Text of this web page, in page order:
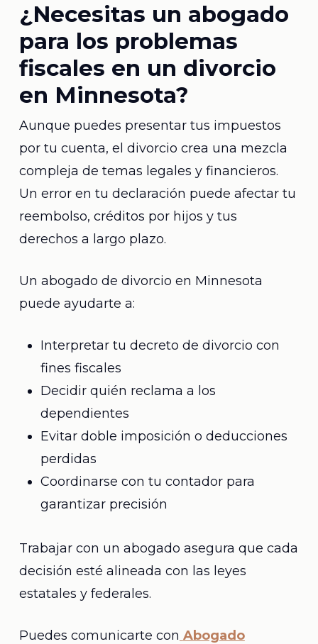
¿Necesitas un abogado
para los problemas
fiscales en un divorcio
en Minnesota?
Aunque puedes presentar tus impuestos
por tu cuenta, el divorcio crea una mezcla
compleja de temas legales y financieros.
Un error en tu declaración puede afectar tu
reembolso, créditos por hijos y tus
derechos a largo plazo.
Un abogado de divorcio en Minnesota
puede ayudarte a:
Interpretar tu decreto de divorcio con
fines fiscales
Decidir quién reclama a los
dependientes
Evitar doble imposición o deducciones
perdidas
Coordinarse con tu contador para
garantizar precisión
Trabajar con un abogado asegura que cada
decisión esté alineada con las leyes
estatales y federales.
Puedes comunicarte con Abogado